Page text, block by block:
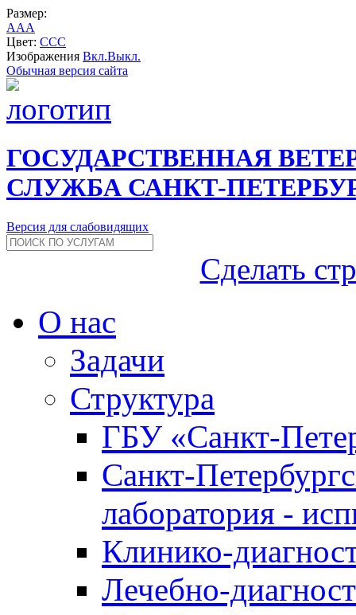
Размер:
AAA
Цвет: CCC
Изображения Вкл.Выкл.
Обычная версия сайта
ГОСУДАРСТВЕННАЯ
СЛУЖБА САНКТ-
Версия для слабовидящих
Сделать
О нас
Задачи
Структура
ГБУ «Санкт-
Санкт-
лаборатория -
Клинико-
Лечебно-